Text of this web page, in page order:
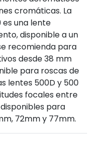
cromáticas. La
una lente
disponible a un
recomienda para
desde 38 mm
para roscas de
lentes 500D y 500
focales entre
para
72mm y 77mm.